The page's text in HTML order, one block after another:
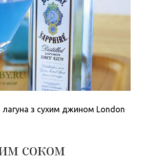
лагуна з сухим джином London
соком